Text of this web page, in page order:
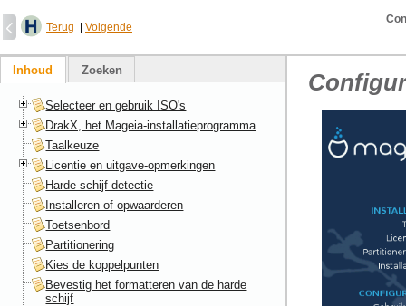
Terug Volgende
Inhoud Zoeken
Selecteer en gebruik ISO's
DrakX, het Mageia-installatieprogramma
Taalkeuze
Licentie en uitgave-opmerkingen
Harde schijf detectie
Installeren of opwaarderen
Toetsenbord
Partitionering
Kies de koppelpunten
Bevestig het formatteren van de harde
schijf